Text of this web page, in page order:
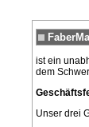
ist ein
dem
Unser drei